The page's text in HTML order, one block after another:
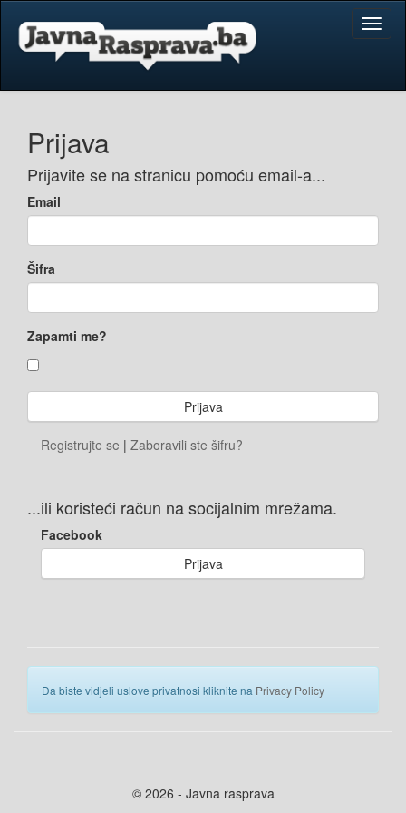
Prijava
Prijavite se na stranicu pomoću email-a...
Email
Šifra
Zapamti me?
Registrujte se | Zaboravili ste šifru?
...ili koristeći račun na socijalnim mrežama.
Facebook
Prijava
Da biste vidjeli uslove privatnosi kliknite na Privacy Policy
© 2026 - Javna rasprava